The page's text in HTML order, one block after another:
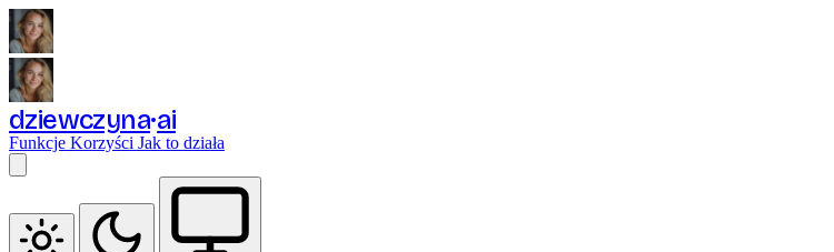
dziewczyna ai
Funkcje Korzyści Jak to działa